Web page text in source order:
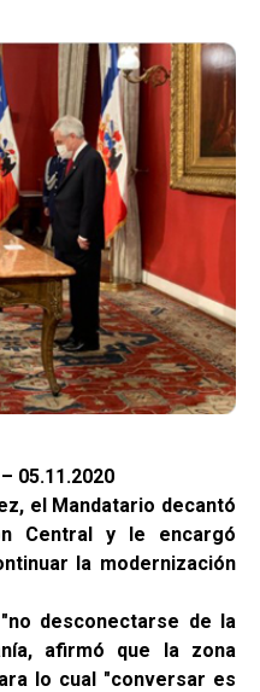
05.11.2020
el Mandatario decantó
Central y le encargó
la modernización
desconectarse de la
afirmó que la zona
lo cual "conversar es